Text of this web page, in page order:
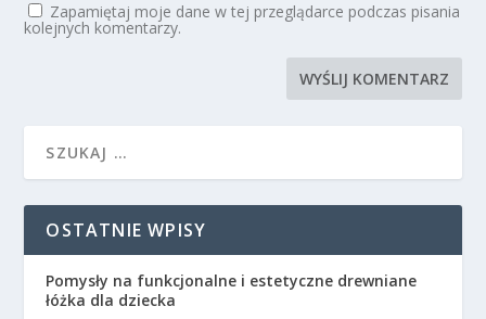
Zapamiętaj moje dane w tej przeglądarce podczas pisania
kolejnych komentarzy.
OSTATNIE WPISY
Pomysły na funkcjonalne i estetyczne drewniane
łóżka dla dziecka